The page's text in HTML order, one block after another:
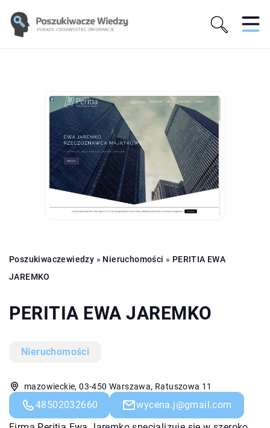
Poszukiwaczewiedzy » Nieruchomości » PERITIA EWA
JAREMKO
PERITIA EWA JAREMKO
Nieruchomości
mazowieckie, 03-450 Warszawa, Ratuszowa 11
48502032660
wycena.j@gmail.com